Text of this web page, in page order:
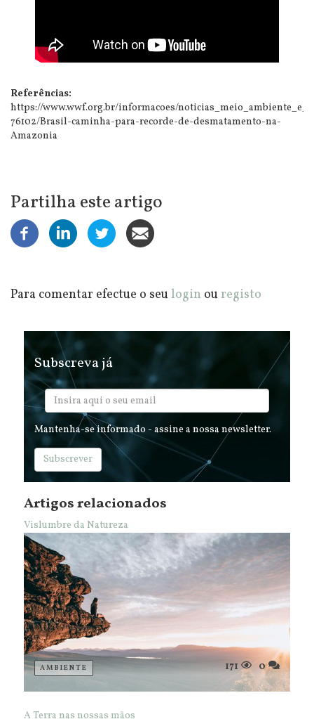
Referências:
https://www.wwf.org.br/informacoes/
76102/Brasil-caminha-para-recorde-de-desmatamento-na-
Amazonia
Partilha este artigo
Para comentar efectue o seu login ou registo
Subscreva já
Mantenha-se informado - assine a nossa newsletter.
Subscrever
Artigos relacionados
Vislumbre da Natureza
AMBIENTE 171 0
A Terra nas nossas mãos